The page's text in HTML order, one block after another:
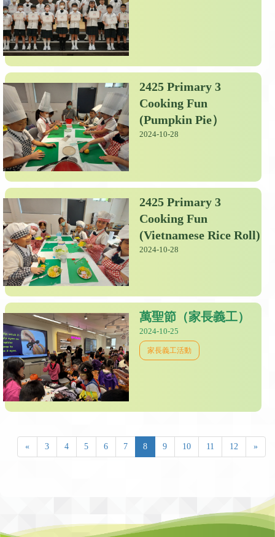
2425 Primary 3
Cooking Fun
(Pumpkin Pie）
2024-10-28
2425 Primary 3
Cooking Fun
(Vietnamese Rice Roll)
2024-10-28
萬聖節（家長義工）
2024-10-25
家長義工活動
« 3 4 5 6 7 8 9 10 11 12 »